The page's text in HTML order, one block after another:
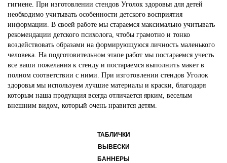
гигиене. При изготовлении стендов Уголок здоровья для детей
необходимо учитывать особенности детского восприятия
информации. В своей работе мы стараемся максимально учитывать
рекомендации детского психолога, чтобы грамотно и тонко
воздействовать образами на формирующуюся личность маленького
человека. На подготовительном этапе работ мы постараемся учесть
все ваши пожелания к стенду и постараемся выполнить макет в
полном соответствии с ними. При изготовлении стендов Уголок
здоровья мы используем лучшие материалы и краски, благодаря
которым наша продукция всегда отличается ярким, веселым
внешним видом, который очень нравится детям.
ТАБЛИЧКИ
ВЫВЕСКИ
БАННЕРЫ